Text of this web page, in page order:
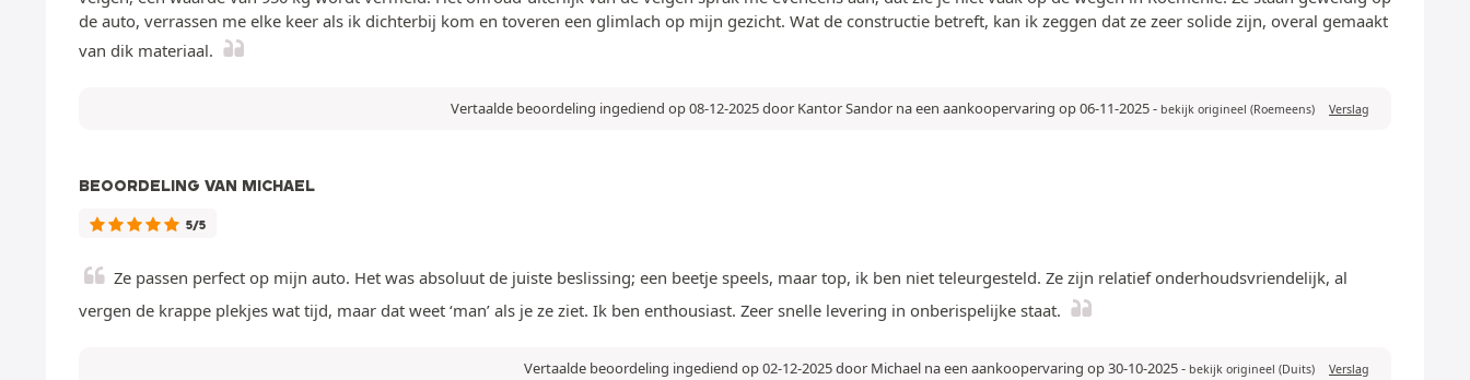
de auto, verrassen me elke keer als ik dichterbij kom en toveren een glimlach op mijn gezicht. Wat de constructie betreft, kan ik zeggen dat ze zeer solide zijn, overal gemaakt
van dik materiaal.
Vertaalde beoordeling ingediend op 08-12-2025 door Kantor Sandor na een aankoopervaring op 06-11-2025- bekijk origineel (Roemeens) Verslag
BEOORDELING VAN MICHAEL
5/5
Ze passen perfect op mijn auto. Het was absoluut de juiste beslissing; een beetje speels, maar top, ik ben niet teleurgesteld. Ze zijn relatief onderhoudsvriendelijk, al
vergen de krappe plekjes wat tijd, maar dat weet ‘man’ als je ze ziet. Ik ben enthousiast. Zeer snelle levering in onberispelijke staat.
Vertaalde beoordeling ingediend op 02-12-2025 door Michael na een aankoopervaring op 30-10-2025- bekijk origineel (Duits) Verslag